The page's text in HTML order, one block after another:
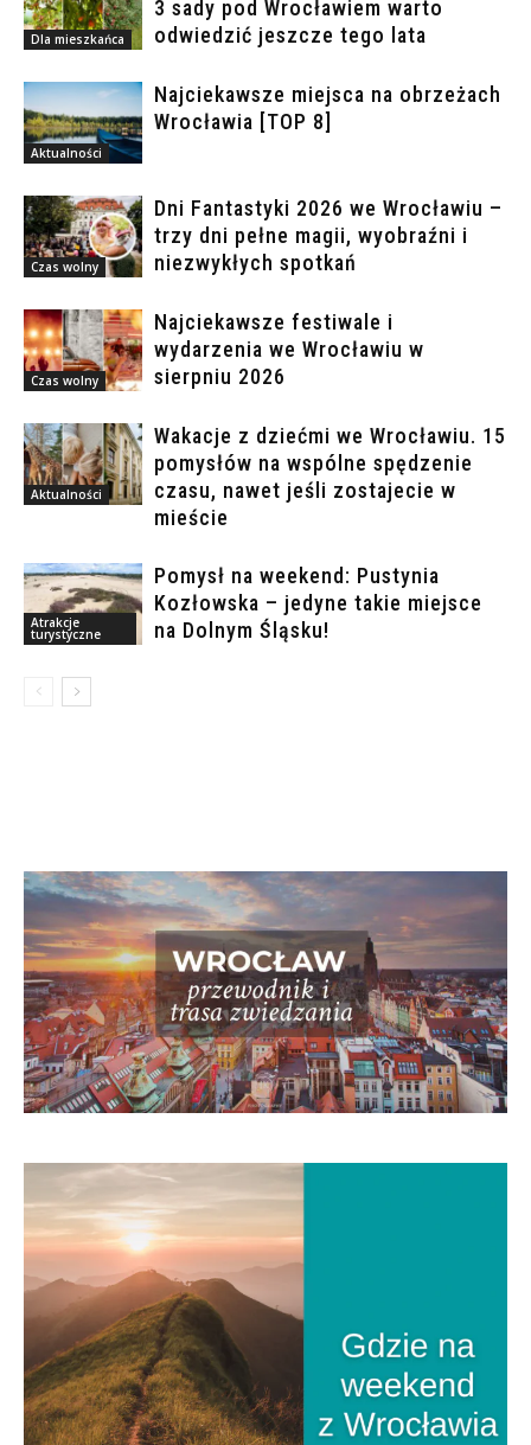
Dla mieszkańca
3 sady pod Wrocławiem warto
odwiedzić jeszcze tego lata
Aktualności
Najciekawsze miejsca na obrzeżach
Wrocławia [TOP 8]
Czas wolny
Dni Fantastyki 2026 we Wrocławiu –
trzy dni pełne magii, wyobraźni i
niezwykłych spotkań
Czas wolny
Najciekawsze festiwale i
wydarzenia we Wrocławiu w
sierpniu 2026
Aktualności
Wakacje z dziećmi we Wrocławiu. 15
pomysłów na wspólne spędzenie
czasu, nawet jeśli zostajecie w
mieście
Atrakcje
turystyczne
Pomysł na weekend: Pustynia
Kozłowska – jedyne takie miejsce
na Dolnym Śląsku!